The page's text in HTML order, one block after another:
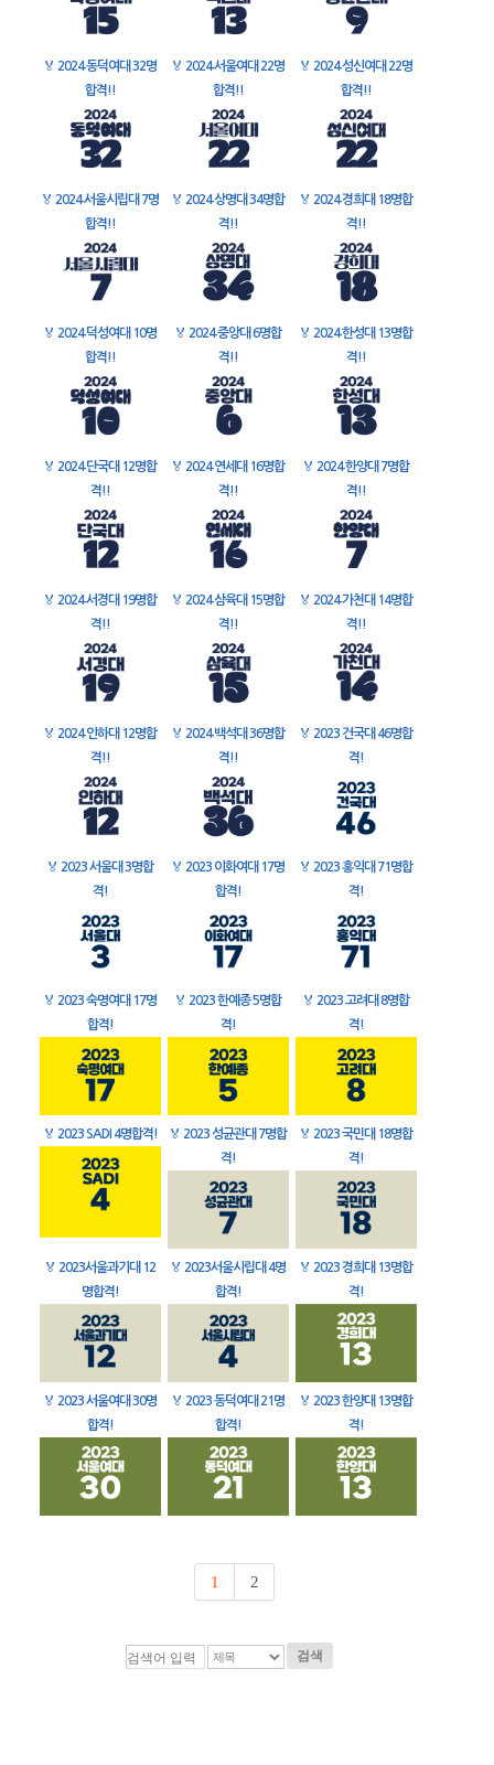
🏅 2024 동덕여대 32명
합격!!
🏅 2024 서울여대 22명
합격!!
🏅 2024 성신여대 22명
합격!!
🏅 2024 서울시립대 7명
합격!!
🏅 2024 상명대 34명합
격!!
🏅 2024 경희대 18명합
격!!
🏅 2024 덕성여대 10명
합격!!
🏅 2024 중앙대 6명합
격!!
🏅 2024 한성대 13명합
격!!
🏅 2024 단국대 12명합
격!!
🏅 2024 연세대 16명합
격!!
🏅 2024 한양대 7명합
격!!
🏅 2024 서경대 19명합
격!!
🏅 2024 삼육대 15명합
격!!
🏅 2024 가천대 14명합
격!!
🏅 2024 인하대 12명합
격!!
🏅 2024 백석대 36명합
격!!
🏅 2023 건국대 46명합
격!
🏅 2023 서울대 3명합
격!
🏅 2023 이화여대 17명
합격!
🏅 2023 홍익대 71명합
격!
🏅 2023 숙명여대 17명
합격!
🏅 2023 한예종 5명합
격!
🏅 2023 고려대 8명합
격!
🏅 2023 SADI 4명합격! 🏅 2023 성균관대 7명합
격!
🏅 2023 국민대 18명합
격!
🏅 2023서울과기대 12
명합격!
🏅 2023서울시립대 4명
합격!
🏅 2023 경희대 13명합
격!
🏅 2023 서울여대 30명
합격!
🏅 2023 동덕여대 21명
합격!
🏅 2023 한양대 13명합
격!
1 2
검색